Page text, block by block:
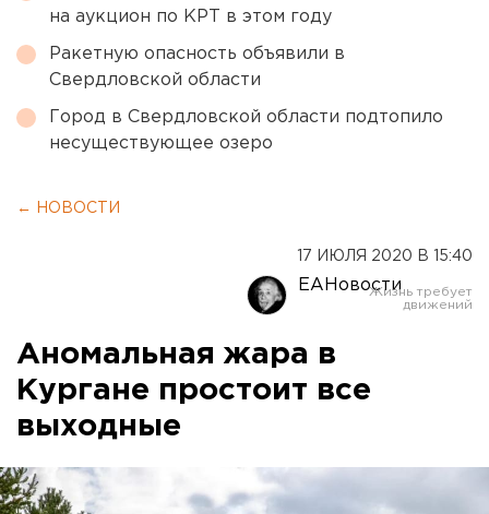
на аукцион по КРТ в этом году
Ракетную опасность объявили в
Свердловской области
Город в Свердловской области подтопило
несуществующее озеро
← НОВОСТИ
17 ИЮЛЯ 2020 В 15:40
ЕАНовости
Аномальная жара в
Кургане простоит все
выходные